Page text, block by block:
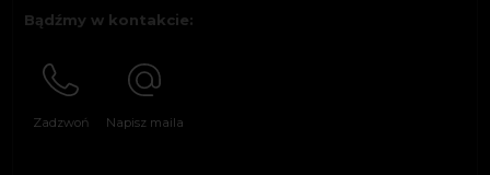
Bądźmy w kontakcie:
Zadzwoń Napisz maila